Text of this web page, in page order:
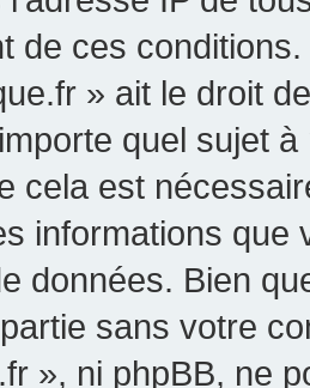
de ces
» ait le droit
quel sujet
cela est
informations
données. Bien
sans votre
», ni phpBB, ne